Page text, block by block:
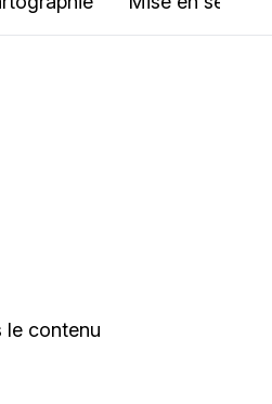
le contenu